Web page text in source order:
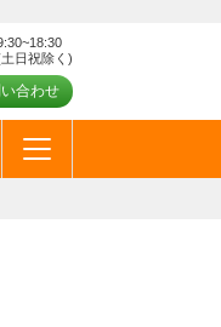
日祝除く)
合わせ